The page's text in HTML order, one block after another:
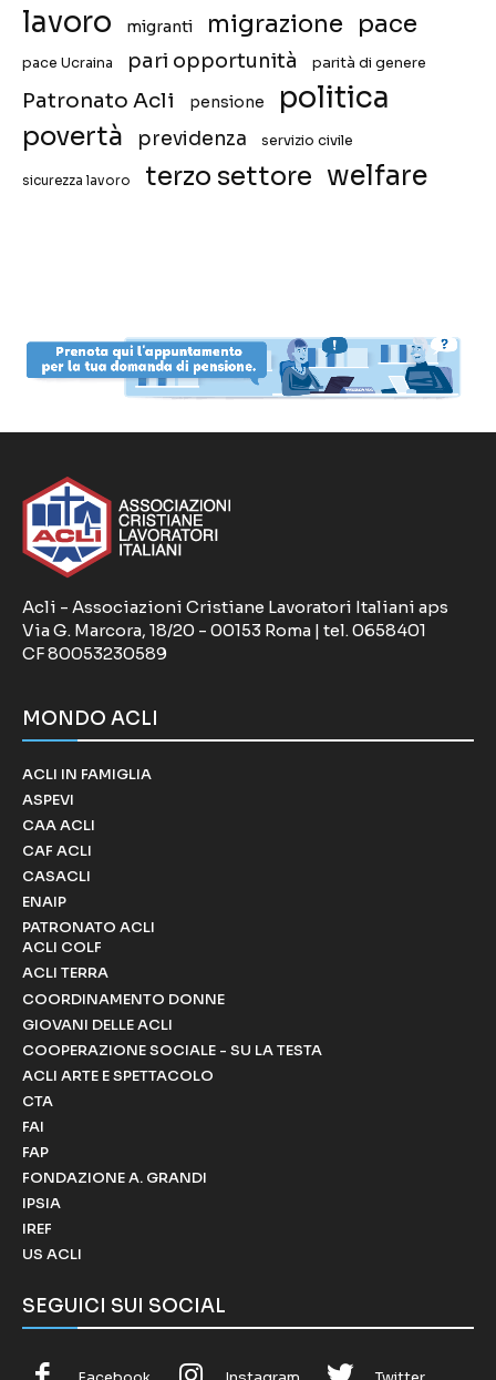
lavoro migranti migrazione pace
pace Ucraina pari opportunità parità di genere
Patronato Acli pensione politica
povertà previdenza servizio civile
sicurezza lavoro terzo settore welfare
Acli - Associazioni Cristiane Lavoratori Italiani aps
Via G. Marcora, 18/20 - 00153 Roma | tel. 0658401
CF 80053230589
MONDO ACLI
ACLI IN FAMIGLIA
ASPEVI
CAA ACLI
CAF ACLI
CASACLI
ENAIP
PATRONATO ACLI
ACLI COLF
ACLI TERRA
COORDINAMENTO DONNE
GIOVANI DELLE ACLI
COOPERAZIONE SOCIALE - SU LA TESTA
ACLI ARTE E SPETTACOLO
CTA
FAI
FAP
FONDAZIONE A. GRANDI
IPSIA
IREF
US ACLI
SEGUICI SUI SOCIAL